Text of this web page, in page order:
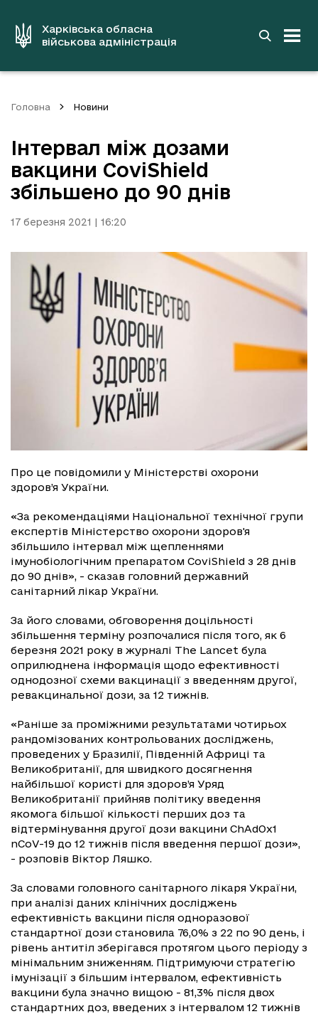
вмістуХарківська обласна
військова адміністрація
Головна Новини
Інтервал між дозами
вакцини CoviShield
збільшено до 90 днів
17 березня 2021 | 16:20
Про це повідомили у Міністерстві охорони
здоров’я України.
«За рекомендаціями Національної технічної групи
експертів Міністерство охорони здоров'я
збільшило інтервал між щепленнями
імунобіологічним препаратом CoviShield з 28 днів
до 90 днів», - сказав головний державний
санітарний лікар України.
За його словами, обговорення доцільності
збільшення терміну розпочалися після того, як 6
березня 2021 року в журналі The Lancet була
оприлюднена інформація щодо ефективності
однодозної схеми вакцинації з введенням другої,
ревакцинальної дози, за 12 тижнів.
«Раніше за проміжними результатами чотирьох
рандомізованих контрольованих досліджень,
проведених у Бразилії, Південній Африці та
Великобританії, для швидкого досягнення
найбільшої користі для здоров’я Уряд
Великобританії прийняв політику введення
якомога більшої кількості перших доз та
відтермінування другої дози вакцини ChAdOx1
nCoV-19 до 12 тижнів після введення першої дози»,
- розповів Віктор Ляшко.
За словами головного санітарного лікаря України,
при аналізі даних клінічних досліджень
ефективність вакцини після одноразової
стандартної дози становила 76,0% з 22 по 90 день, і
рівень антитіл зберігався протягом цього періоду з
мінімальним зниженням. Підтримуючи стратегію
імунізації з більшим інтервалом, ефективність
вакцини була значно вищою - 81,3% після двох
стандартних доз, введених з інтервалом 12 тижнів